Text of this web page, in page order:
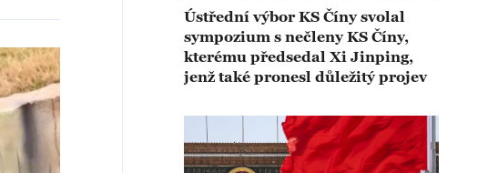
Ústřední výbor KS Číny svolal
sympozium s nečleny KS Číny,
kterému předsedal Xi Jinping,
jenž také pronesl důležitý projev